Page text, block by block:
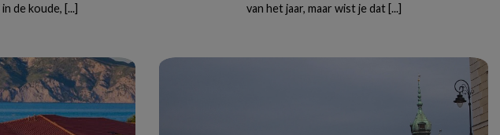
de koude, [...]
van het jaar, maar wist je dat [...]